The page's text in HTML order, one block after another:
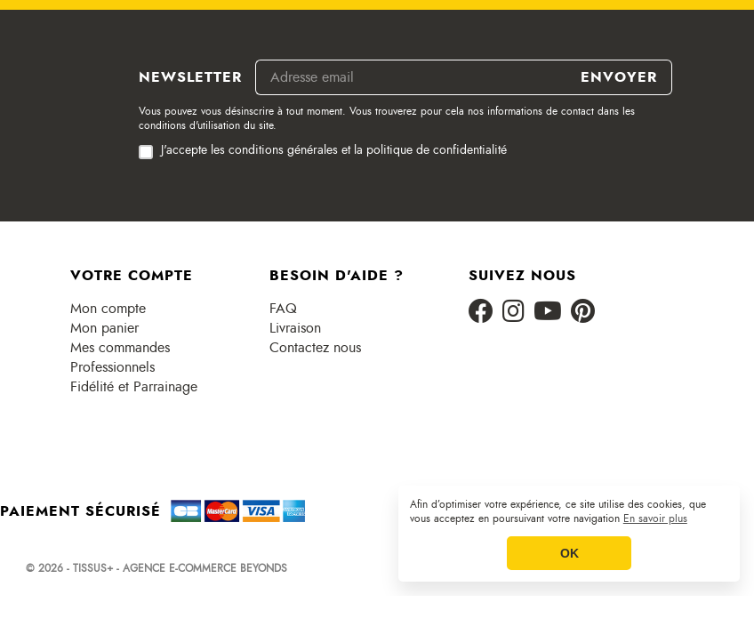
Afin d’optimiser votre expérience, ce site utilise des cookies, que
vous acceptez en poursuivant votre navigation En savoir plus
OK
NEWSLETTER
Vous pouvez vous désinscrire à tout moment. Vous trouverez pour cela nos informations de contact dans les
conditions d'utilisation du site.
J'accepte les conditions générales et la politique de confidentialité
VOTRE COMPTE
Mon compte
Mon panier
Mes commandes
Professionnels
Fidélité et Parrainage
BESOIN D'AIDE ?
FAQ
Livraison
Contactez nous
SUIVEZ NOUS
PAIEMENT SÉCURISÉ Plan du site | CGV | Mentions légales
© 2026 - TISSUS+ - AGENCE E-COMMERCE BEYONDS